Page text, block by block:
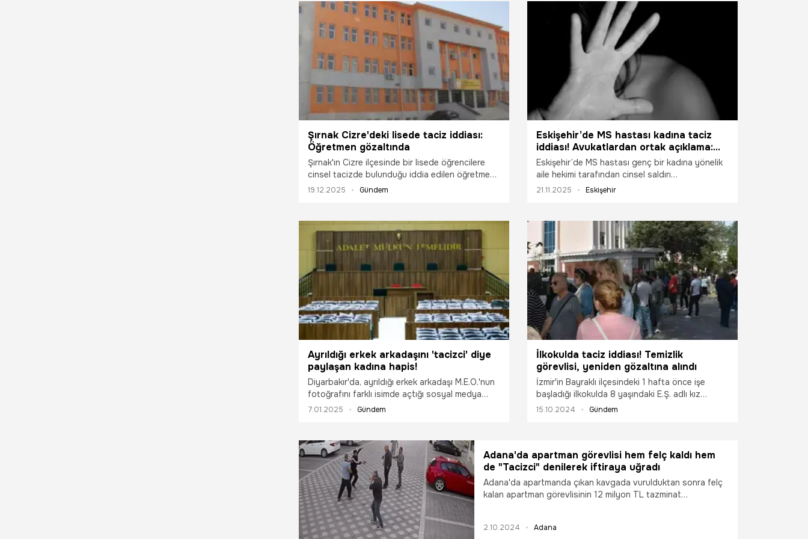
Şırnak Cizre'deki lisede taciz iddiası:
Öğretmen gözaltında
Şırnak'ın Cizre ilçesinde bir lisede öğrencilere
cinsel tacizde bulunduğu iddia edilen öğretmen
gözaltına alındı.
19.12.2025 Gündem
Eskişehir’de MS hastası kadına taciz
iddiası! Avukatlardan ortak açıklama:
'Müvekkilin yanındayız'
Eskişehir’de MS hastası genç bir kadına yönelik
aile hekimi tarafından cinsel saldırı
gerçekleştirildiği iddiasıyla görülen duruşmanın
yanındayız” dedi.
21.11.2025 Eskişehir
Ayrıldığı erkek arkadaşını 'tacizci' diye
paylaşan kadına hapis!
Diyarbakır'da, ayrıldığı erkek arkadaşı M.E.O.'nun
fotoğrafını farklı isimde açtığı sosyal medya
hesaplarında 'Tacizci' diye paylaşıp, arkadaşına
7.01.2025 Gündem
İlkokulda taciz iddiası! Temizlik
görevlisi, yeniden gözaltına alındı
İzmir'in Bayraklı ilçesindeki 1 hafta önce işe
başladığı ilkokulda 8 yaşındaki E.Ş. adlı kız
çocuğuna sözlü ve fiziksel tacizde bulunduğu
15.10.2024 Gündem
Adana'da apartman görevlisi hem felç kaldı hem
de "Tacizci" denilerek iftiraya uğradı
Adana'da apartmanda çıkan kavgada vurulduktan sonra felç
kalan apartman görevlisinin 12 milyon TL tazminat
“Müvekkilim para isteyince mi tacizci oldu” dedi. Ayanoğlu,
2.10.2024 Adana